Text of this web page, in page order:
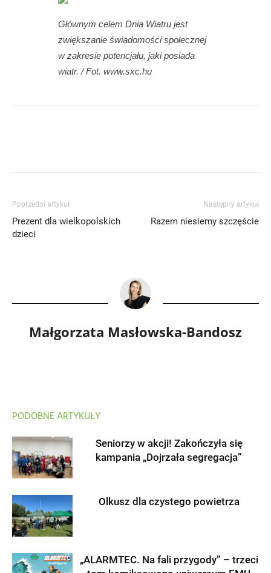
Głównym celem Dnia Wiatru jest
zwiększanie świadomości społecznej
w zakresie potencjału, jaki posiada
wiatr. / Fot. www.sxc.hu
Poprzedni artykuł
Prezent dla wielkopolskich
dzieci
Następny artykuł
Razem niesiemy szczęście
Małgorzata Masłowska-Bandosz
PODOBNE ARTYKUŁY
Seniorzy w akcji! Zakończyła się
kampania „Dojrzała segregacja”
Olkusz dla czystego powietrza
„ALARMTEC. Na fali przygody” – trzeci